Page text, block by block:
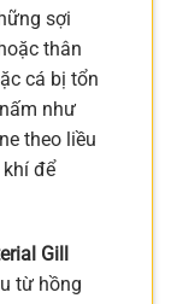
sợi
thân
cá bị tổn
như
theo liều
để
Gill
từ hồng